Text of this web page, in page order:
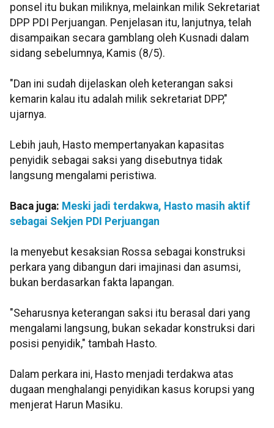
ponsel itu bukan miliknya, melainkan milik Sekretariat
DPP PDI Perjuangan. Penjelasan itu, lanjutnya, telah
disampaikan secara gamblang oleh Kusnadi dalam
sidang sebelumnya, Kamis (8/5).
"Dan ini sudah dijelaskan oleh keterangan saksi
kemarin kalau itu adalah milik sekretariat DPP,"
ujarnya.
Lebih jauh, Hasto mempertanyakan kapasitas
penyidik sebagai saksi yang disebutnya tidak
langsung mengalami peristiwa.
Baca juga: Meski jadi terdakwa, Hasto masih aktif
sebagai Sekjen PDI Perjuangan
Ia menyebut kesaksian Rossa sebagai konstruksi
perkara yang dibangun dari imajinasi dan asumsi,
bukan berdasarkan fakta lapangan.
"Seharusnya keterangan saksi itu berasal dari yang
mengalami langsung, bukan sekadar konstruksi dari
posisi penyidik," tambah Hasto.
Dalam perkara ini, Hasto menjadi terdakwa atas
dugaan menghalangi penyidikan kasus korupsi yang
menjerat Harun Masiku.